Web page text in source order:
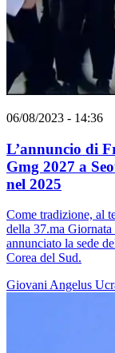
06/08/2023 - 14:36
L’annuncio di
Gmg 2027 a
nel 2025
Come tradizione, al
della 37.ma
annunciato la sede
Corea del Sud.
Giovani Angelus